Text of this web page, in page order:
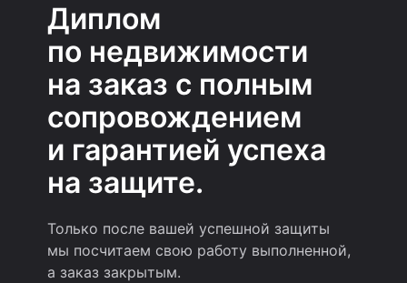
Диплом
по недвижимости
на заказ с полным
сопровождением
и гарантией успеха
на защите.
Только после вашей успешной защиты
мы посчитаем свою работу выполненной,
а заказ закрытым.